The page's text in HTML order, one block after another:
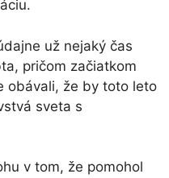
už nejaký čas
pričom začiatkom
obávali, že by toto leto
sveta s
v tom, že pomohol